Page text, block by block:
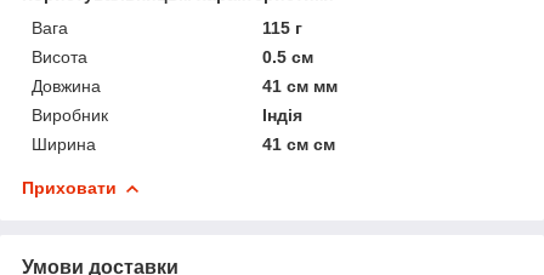
Вага
115 г
Висота
0.5 см
Довжина
41 см мм
Виробник
Індія
Ширина
41 см см
Приховати
Умови доставки